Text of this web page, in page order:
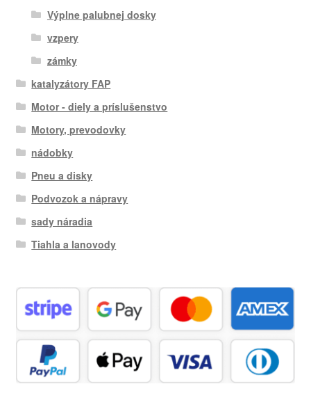
Výplne palubnej dosky
vzpery
zámky
katalyzátory FAP
Motor - diely a príslušenstvo
Motory, prevodovky
nádobky
Pneu a disky
Podvozok a nápravy
sady náradia
Tiahla a lanovody